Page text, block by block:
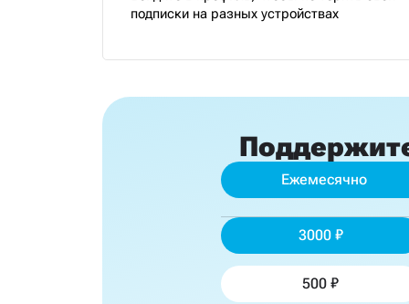
подписки на разных устройствах
Ежемесячно
3000
500